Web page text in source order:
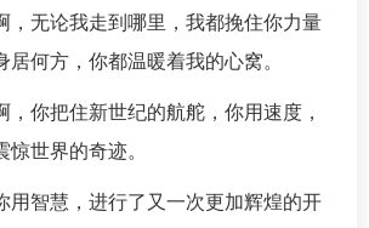
，无论我走到哪里，我都挽住你力量
居何方，你都温暖着我的心窝。
，你把住新世纪的航舵，你用速度，
世界的奇迹。
用智慧，进行了又一次更加辉煌的开